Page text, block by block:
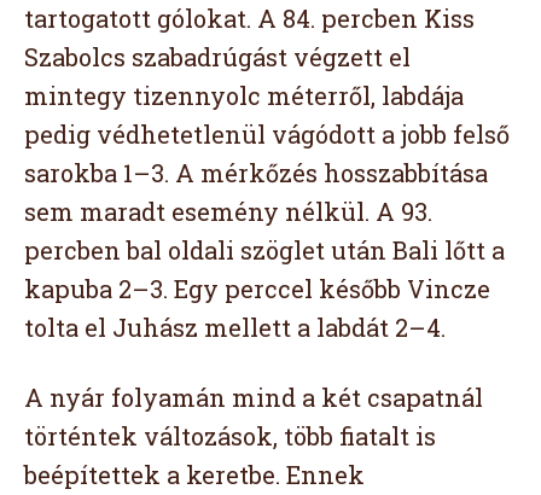
tartogatott gólokat. A 84. percben Kiss
Szabolcs szabadrúgást végzett el
mintegy tizennyolc méterről, labdája
pedig védhetetlenül vágódott a jobb felső
sarokba 1–3. A mérkőzés hosszabbítása
sem maradt esemény nélkül. A 93.
percben bal oldali szöglet után Bali lőtt a
kapuba 2–3. Egy perccel később Vincze
tolta el Juhász mellett a labdát 2–4.
A nyár folyamán mind a két csapatnál
történtek változások, több fiatalt is
beépítettek a keretbe. Ennek